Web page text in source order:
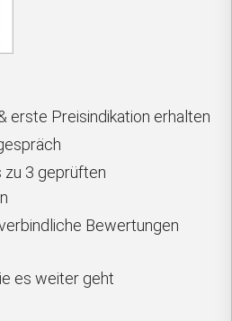
erste Preisindikation erhalten
zu 3 geprüften
Bewertungen
es weiter geht